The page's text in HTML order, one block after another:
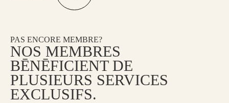
PAS ENCORE MEMBRE?
NOS MEMBRES
BĒNĒFICIENT DE
PLUSIEURS SERVICES
EXCLUSIFS.